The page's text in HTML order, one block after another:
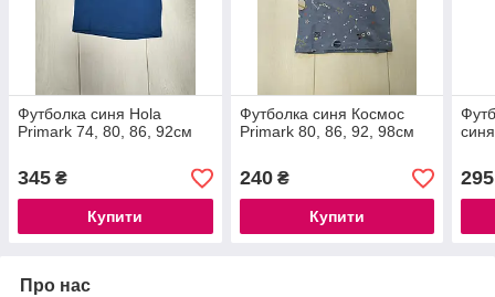
Футболка синя Ноla
Primark 74, 80, 86, 92см
345 ₴
Купити
Футболка синя Космос
Primark 80, 86, 92, 98см
240₴
Купити
295
Про нас